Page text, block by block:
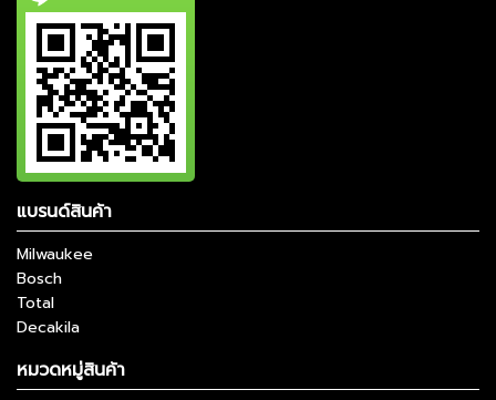
แบรนด์สินค้า
Milwaukee
Bosch
Total
Decakila
หมวดหมู่สินค้า